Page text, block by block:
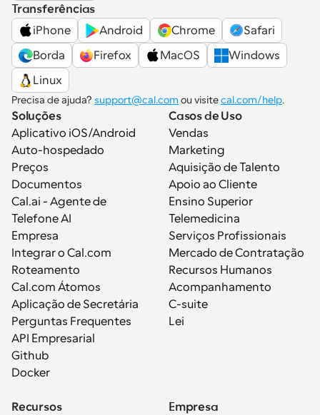
Transferências
iPhone
Android Chrome
Safari
Borda
Firefox MacOS
Windows
Linux
Precisa de ajuda? support@cal.com ou visite cal.com/help.
Soluções
Aplicativo iOS/Android
Auto-hospedado
Preços
Documentos
Cal.ai - Agente de
Telefone AI
Empresa
Integrar o Cal.com
Roteamento
Cal.com Átomos
Aplicação de Secretária
Perguntas Frequentes
API Empresarial
Github
Docker
Casos de Uso
Vendas
Marketing
Aquisição de Talento
Apoio ao Cliente
Ensino Superior
Telemedicina
Serviços Profissionais
Mercado de Contratação
Recursos Humanos
Acompanhamento
C-suite
Lei
Recursos Empresa